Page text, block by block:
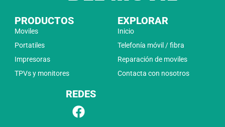
PRODUCTOS
Moviles
Portatiles
Impresoras
TPVs y monitores
EXPLORAR
Inicio
Telefonía móvil / fibra
Reparación de moviles
Contacta con nosotros
REDES